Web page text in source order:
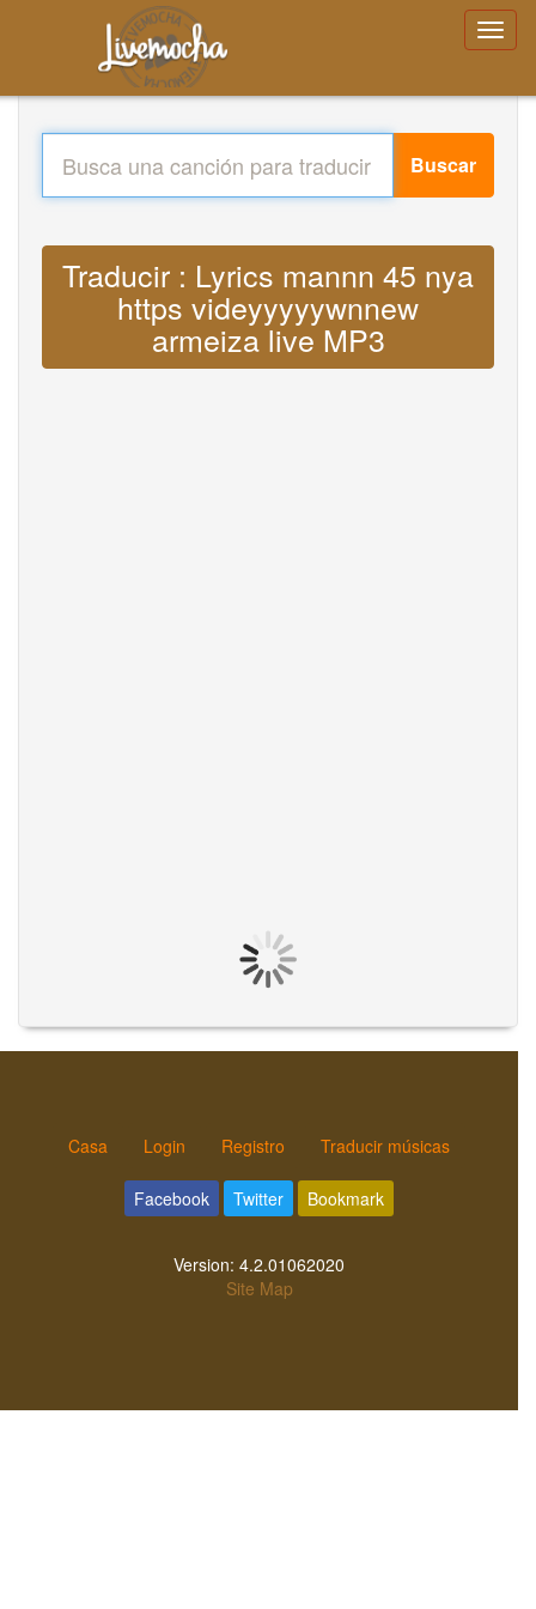
Buscar
Traducir : Lyrics mannn 45 nya
https videyyyyywnnew
armeiza live MP3
Casa Login Registro Traducir músicas
Facebook Twitter Bookmark
Version: 4.2.01062020
Site Map